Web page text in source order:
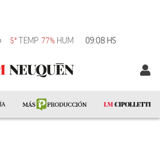
5°TEMP 77% HUM 09:08 HS